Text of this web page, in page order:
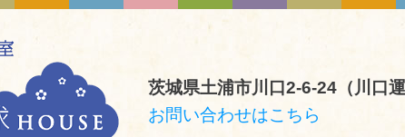
茨城県土浦市川口2-6-24（川口運
お問い合わせはこちら